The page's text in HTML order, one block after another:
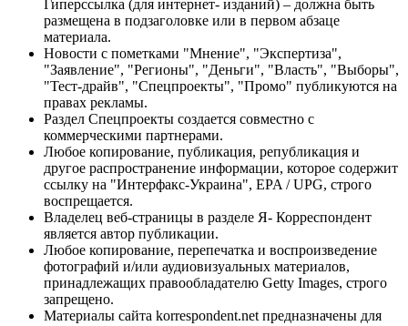
Гиперссылка (для интернет- изданий) – должна быть
размещена в подзаголовке или в первом абзаце
материала.
Новости с пометками "Мнение", "Экспертиза",
"Заявление", "Регионы", "Деньги", "Власть", "Выборы",
"Тест-драйв", "Спецпроекты", "Промо" публикуются на
правах рекламы.
Раздел Спецпроекты создается совместно с
коммерческими партнерами.
Любое копирование, публикация, републикация и
другое распространение информации, которое содержит
ссылку на "Интерфакс-Украина", EPA / UPG, строго
воспрещается.
Владелец веб-страницы в разделе Я- Корреспондент
является автор публикации.
Любое копирование, перепечатка и воспроизведение
фотографий и/или аудиовизуальных материалов,
принадлежащих правообладателю Getty Images, строго
запрещено.
Материалы сайта korrespondent.net предназначены для